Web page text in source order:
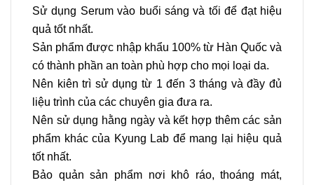
Sử dụng Serum vào buổi sáng và tối để đạt hiệu
quả tốt nhất.
Sản phẩm được nhập khẩu 100% từ Hàn Quốc và
có thành phần an toàn phù hợp cho mọi loại da.
Nên kiên trì sử dụng từ 1 đến 3 tháng và đầy đủ
liệu trình của các chuyên gia đưa ra.
Nên sử dụng hằng ngày và kết hợp thêm các sản
phẩm kháccủa Kyung Lab để mang lại hiệu quả
tốt nhất.
Bảo quản sản phẩm nơi khô ráo, thoáng mát,